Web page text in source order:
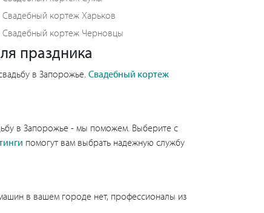
Свадебный кортеж Харьков
Свадебный кортеж Черновцы
праздника
в Запорожье. Свадебный кортеж
в Запорожье - мы поможем. Выберите с
помогут вам выбрать надежную службу
в вашем городе нет, профессионалы из